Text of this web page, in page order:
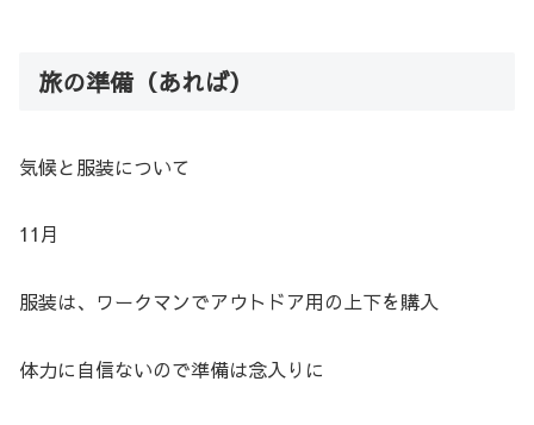
旅の準備（あれば）
気候と服装について
11月
服装は、ワークマンでアウトドア用の上下を購入
体力に自信ないので準備は念入りに